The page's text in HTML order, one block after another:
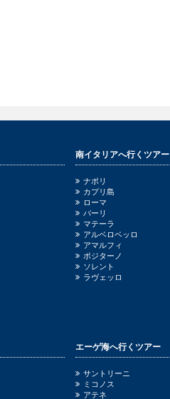
南イタリアへ行くツアー
ナポリ
カプリ島
ローマ
バーリ
マテーラ
アルベロベッロ
アマルフィ
ポジターノ
ソレント
ラヴェッロ
エーゲ海へ行くツアー
サントリーニ
ミコノス
アテネ